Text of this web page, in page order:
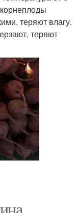
теряют влагу.
теряют